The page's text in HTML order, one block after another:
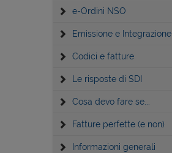
e-Ordini NSO
Emissione e Integrazione
Codici e fatture
Le risposte di SDI
Cosa devo fare se...
Fatture perfette (e non)
Informazioni generali